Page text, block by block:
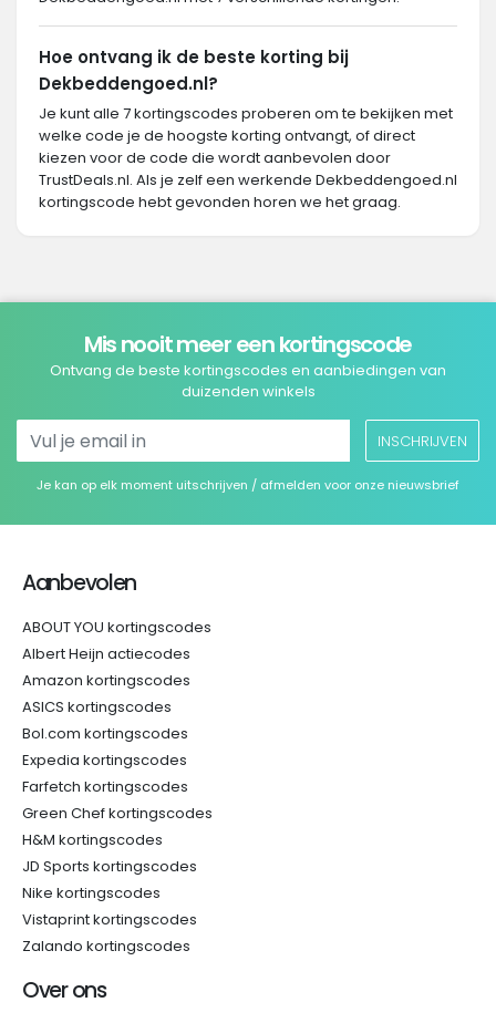
Hoe ontvang ik de beste korting bij
Dekbeddengoed.nl?
Je kunt alle 7 kortingscodes proberen om te bekijken met
welke code je de hoogste korting ontvangt, of direct
kiezen voor de code die wordt aanbevolen door
TrustDeals.nl. Als je zelf een werkende Dekbeddengoed.nl
kortingscode hebt gevonden horen we het graag.
Mis nooit meer een kortingscode
Ontvang de beste kortingscodes en aanbiedingen van
duizenden winkels
INSCHRIJVEN
Je kan op elk moment uitschrijven / afmelden voor onze nieuwsbrief
Aanbevolen
ABOUT YOU kortingscodes
Albert Heijn actiecodes
Amazon kortingscodes
ASICS kortingscodes
Bol.com kortingscodes
Expedia kortingscodes
Farfetch kortingscodes
Green Chef kortingscodes
H&M kortingscodes
JD Sports kortingscodes
Nike kortingscodes
Vistaprint kortingscodes
Zalando kortingscodes
Over ons